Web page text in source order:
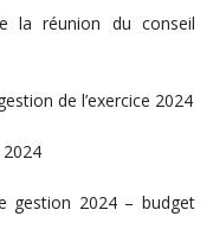
la réunion du conseil
de l’exercice 2024
gestion 2024 – budget